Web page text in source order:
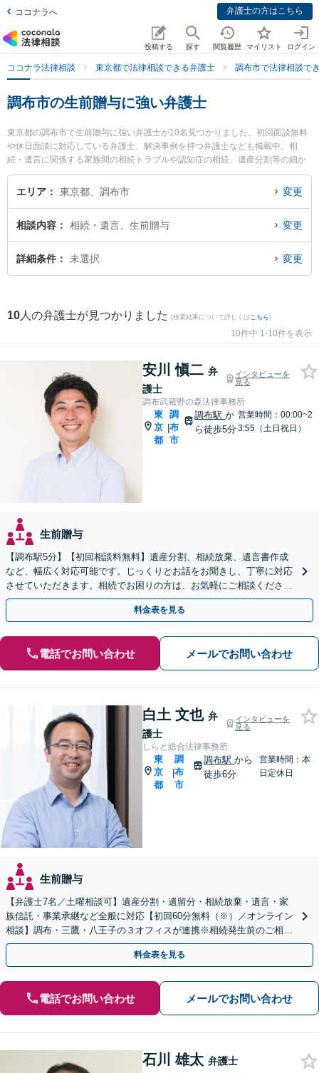
ココナラへ 弁護士の方はこちら
投稿する 探す 閲覧履歴 マイリスト ログイン
ココナラ法律相談 東京都で法律相談できる弁護士 調布市で法律相談で
調布市の生前贈与に強い弁護士
東京都の調布市で生前贈与に強い弁護士が10名見つかりました。初回面談無料
や休日面談に対応している弁護士、解決事例を持つ弁護士なども掲載中。相
続・遺言に関係する家族間の相続トラブルや認知症の相続、遺産分割等の細か
な分野での絞り込み検索もでき便利です。特に調布武蔵野の森法律事務所の安
川 愼二弁護士やしらと総合法律事務所の白土 文也弁護士、リバーストーン法律
弁護士に相談したい』『生前贈与のトラブル解決の実績豊富な近くの弁護士を
検索したい』『初回相談無料で生前贈与を法律相談できる調布市内の弁護士に
相談予約したい』などでお困りの相談者さんにおすすめです。
エリア 東京都、調布市 変更
相談内容 相続・遺言、生前贈与 変更
詳細条件 未選択 変更
10 人の弁護士が見つかりました (検索結果について詳しくは こちら)
10件中 1-10件を表示
安川 愼二 弁
護士
インタビューを
見る
調布武蔵野の森法律事務所
東
京
都
|
調
布
市
調布駅か
ら徒歩5分
営業時間：00:00~2
3:55（土日祝日）
生前贈与
【調布駅5分】【初回相談料無料】遺産分割、相続放棄、遺言書作成
など、幅広く対応可能です。じっくりとお話をお聞きし、丁寧に対応
させていただきます。相続でお困りの方は、お気軽にご相談くださ
い。【電話相談可】
料金表を見る
電話でお問い合わせ メールでお問い合わせ
白土 文也 弁
護士
インタビューを
見る
しらと総合法律事務所
東
京
都
|
調
布
市
調布駅から
徒歩6分
営業時間：本
日定休日
生前贈与
【弁護士7名／土曜相談可】遺産分割・遺留分・相続放棄・遺言・家
族信託・事業承継など全般に対応【初回60分無料（※）／オンライン
相談】調布・三鷹・八王子の３オフィスが連携※相続発生前のご相談
など有料相談になるものもございます
料金表を見る
電話でお問い合わせ メールでお問い合わせ
石川 雄太 弁護士